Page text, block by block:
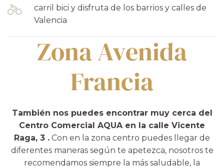
carril bici y disfruta de los barrios y calles de
Valencia
Zona Avenida
Francia
También nos puedes encontrar muy cerca del
Centro Comercial AQUA en la calle Vicente
Raga, 3 . Con en la zona centro puedes llegar de
diferentes maneras según te apetezca, nosotros te
recomendamos siempre la más saludable, la